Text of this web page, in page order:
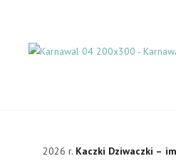
2026 r. Kaczki Dziwaczki –